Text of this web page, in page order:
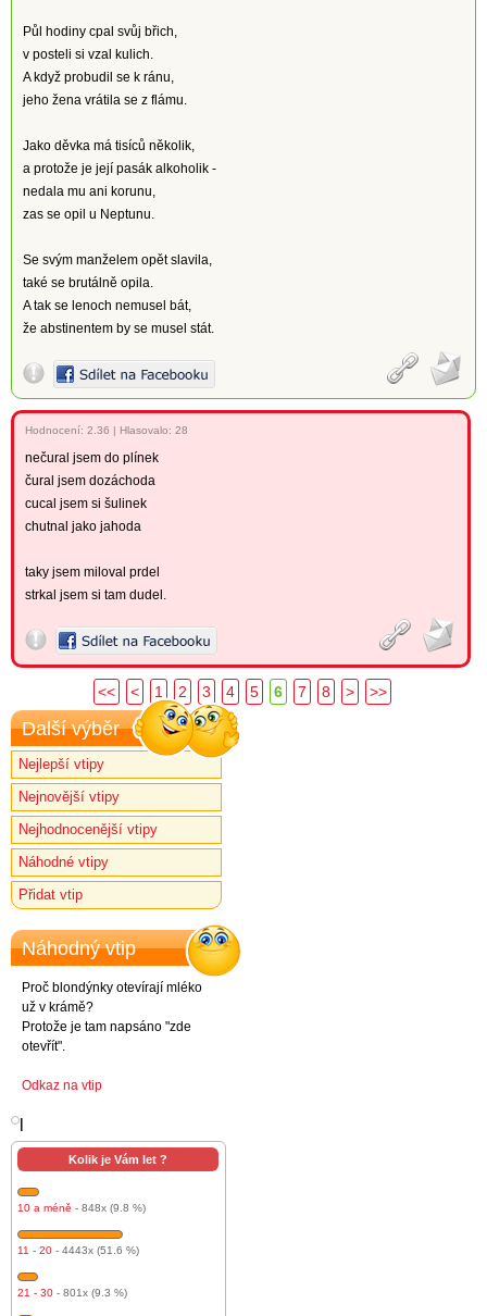
Půl hodiny cpal svůj břich,
v posteli si vzal kulich.
A když probudil se k ránu,
jeho žena vrátila se z flámu.
Jako děvka má tisíců několik,
a protože je její pasák alkoholik -
nedala mu ani korunu,
zas se opil u Neptunu.
Se svým manželem opět slavila,
také se brutálně opila.
A tak se lenoch nemusel bát,
že abstinentem by se musel stát.
Hodnocení: 2.36 | Hlasovalo: 28
nečural jsem do plínek
čural jsem dozáchoda
cucal jsem si šulinek
chutnal jako jahoda
taky jsem miloval prdel
strkal jsem si tam dudel.
<< < 1 2 3 4 5 6 7 8 > >>
Další výběr
Nejlepší vtipy
Nejnovější vtipy
Nejhodnocenější vtipy
Náhodné vtipy
Přidat vtip
Náhodný vtip
Proč blondýnky otevírají mléko
už v krámě?
Protože je tam napsáno "zde
otevřít".
Odkaz na vtip
Kolik je Vám let ?
10 a méně - 848x (9.8 %)
11 - 20 - 4443x (51.6 %)
21 - 30 - 801x (9.3 %)